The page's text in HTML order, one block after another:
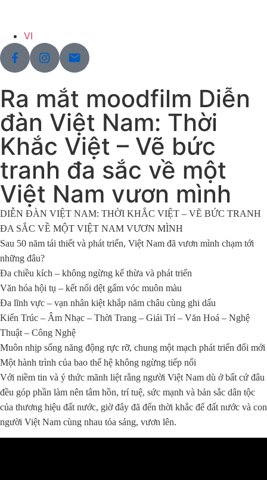
VI
Ra mắt moodfilm Diễn
đàn Việt Nam: Thời
Khắc Việt – Vẽ bức
tranh đa sắc về một
Việt Nam vươn mình
DIỄN ĐÀN VIỆT NAM: THỜI KHẮC VIỆT – VẼ BỨC TRANH
ĐA SẮC VỀ MỘT VIỆT NAM VƯƠN MÌNH
Sau 50 năm tái thiết và phát triển, Việt Nam đã vươn mình chạm tới
những đâu?
Đa chiều kích – không ngừng kế thừa và phát triển
Văn hóa hội tụ – kết nối dệt gấm vóc muôn màu
Đa lĩnh vực – vạn nhân kiệt khắp năm châu cùng ghi dấu
Kiến Trúc – Âm Nhạc – Thời Trang – Giải Trí – Văn Hoá – Nghệ
Thuật – Công Nghệ
Muôn nhịp sống năng động rực rỡ, chung một mạch phát triển đổi mới
Một hành trình của bao thế hệ không ngừng tiếp nối
Với niềm tin và ý thức mãnh liệt rằng người Việt Nam dù ở bất cứ đâu
đều góp phần làm nên tâm hồn, trí tuệ, sức mạnh và bản sắc dân tộc
của thương hiệu đất nước, giờ đây đã đến thời khắc để đất nước và con
người Việt Nam cùng nhau tỏa sáng, vươn lên.